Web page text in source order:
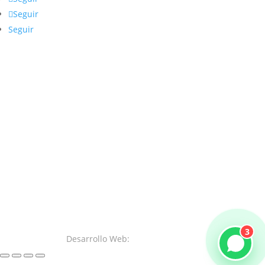
3
Seguir
Seguir
Desarrollo Web: